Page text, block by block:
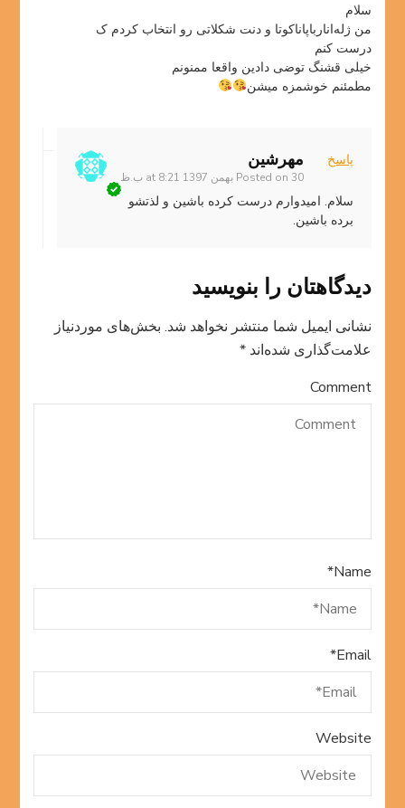
سلام
من ژله‌انارباپاناکوتا و دنت شکلاتی رو انتخاب کردم ک
درست کنم
خیلی قشنگ توضی دادین واقعا ممنونم
مطمئنم خوشمزه میشن
مهرشین
Posted on 30 بهمن 1397 at 8:21 ب.ظ
پاسخ
سلام. امیدوارم درست کرده باشین و لذتشو
برده باشین.
دیدگاهتان را بنویسید
نشانی ایمیل شما منتشر نخواهد شد. بخش‌های موردنیاز
علامت‌گذاری شده‌اند*
Comment
Name
*
Email
*
Website